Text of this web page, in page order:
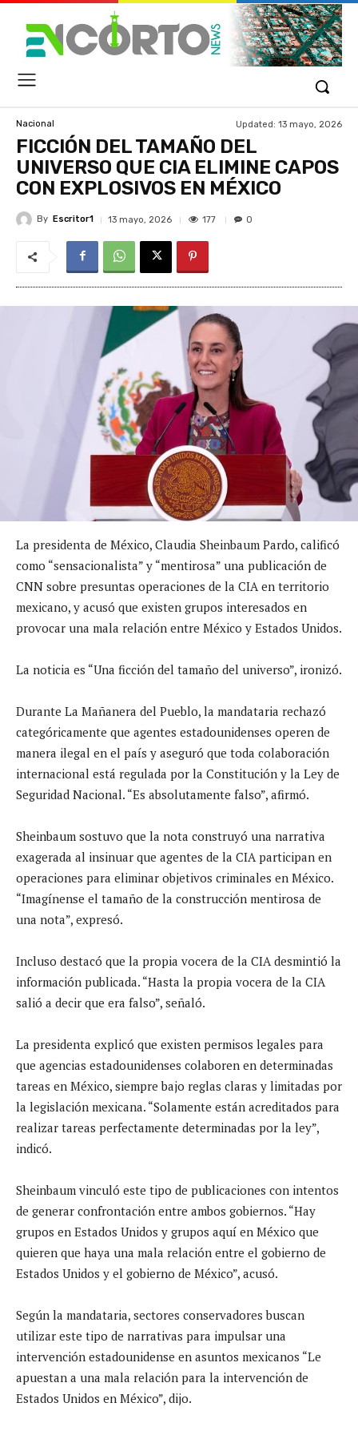
Nacional Updated: 13 mayo, 2026
FICCIÓN DEL TAMAÑO DEL
UNIVERSO QUE CIA ELIMINE CAPOS
CON EXPLOSIVOS EN MÉXICO
By Escritor1 13 mayo, 2026 177 0
La presidenta de México, Claudia Sheinbaum Pardo, calificó
como “sensacionalista” y “mentirosa” una publicación de
CNN sobre presuntas operaciones de la CIA en territorio
mexicano, y acusó que existen grupos interesados en
provocar una mala relación entre México y Estados Unidos.
La noticia es “Una ficción del tamaño del universo”, ironizó.
Durante La Mañanera del Pueblo, la mandataria rechazó
categóricamente que agentes estadounidenses operen de
manera ilegal en el país y aseguró que toda colaboración
internacional está regulada por la Constitución y la Ley de
Seguridad Nacional. “Es absolutamente falso”, afirmó.
Sheinbaum sostuvo que la nota construyó una narrativa
exagerada al insinuar que agentes de la CIA participan en
operaciones para eliminar objetivos criminales en México.
“Imagínense el tamaño de la construcción mentirosa de
una nota”, expresó.
Incluso destacó que la propia vocera de la CIA desmintió la
información publicada. “Hasta la propia vocera de la CIA
salió a decir que era falso”, señaló.
La presidenta explicó que existen permisos legales para
que agencias estadounidenses colaboren en determinadas
tareas en México, siempre bajo reglas claras y limitadas por
la legislación mexicana. “Solamente están acreditados para
realizar tareas perfectamente determinadas por la ley”,
indicó.
Sheinbaum vinculó este tipo de publicaciones con intentos
de generar confrontación entre ambos gobiernos. “Hay
grupos en Estados Unidos y grupos aquí en México que
quieren que haya una mala relación entre el gobierno de
Estados Unidos y el gobierno de México”, acusó.
Según la mandataria, sectores conservadores buscan
utilizar este tipo de narrativas para impulsar una
intervención estadounidense en asuntos mexicanos “Le
apuestan a una mala relación para la intervención de
Estados Unidos en México”, dijo.